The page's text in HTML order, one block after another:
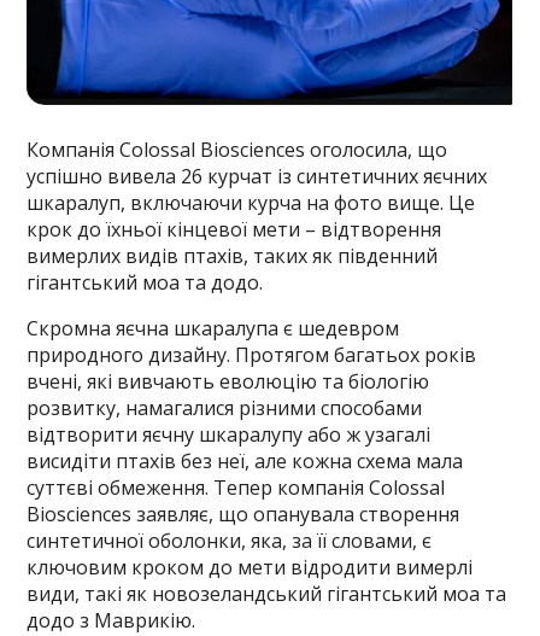
Компанія Colossal Bіoscіences оголосила, що
успішно вивела 26 курчат із синтетичних яєчних
шкаралуп, включаючи курча на фото вище. Це
крок до їхньої кінцевої мети – відтворення
вимерлих видів птахів, таких як південний
гігантський моа та додо.
Скромна яєчна шкаралупа є шедевром
природного дизайну. Протягом багатьох років
вчені, які вивчають еволюцію та біологію
розвитку, намагалися різними способами
відтворити яєчну шкаралупу або ж узагалі
висидіти птахів без неї, але кожна схема мала
суттєві обмеження. Тепер компанія Colossal
Bіoscіences заявляє, що опанувала створення
синтетичної оболонки, яка, за її словами, є
ключовим кроком до мети відродити вимерлі
види, такі як новозеландський гігантський моа та
додо з Маврикію.